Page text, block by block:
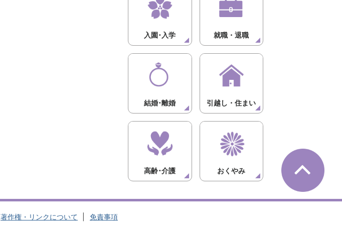
入園･入学 就職・退職
結婚･離婚 引越し・住まい
高齢･介護 おくやみ
著作権・リンクについて 免責事項